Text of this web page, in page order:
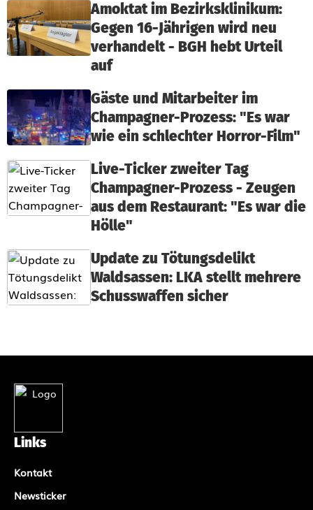
Amoktat im Bezirksklinikum:
Gegen 16-Jährigen wird neu
verhandelt - BGH hebt Urteil
auf
Gäste und Mitarbeiter im
Champagner-Prozess: "Es war
wie ein schlechter Horror-Film"
Live-Ticker zweiter Tag
Champagner-Prozess - Zeugen
aus dem Restaurant: "Es war die
Hölle"
Update zu Tötungsdelikt
Waldsassen: LKA stellt mehrere
Schusswaffen sicher
Links
Kontakt
Newsticker